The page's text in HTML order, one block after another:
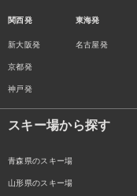
関西発
新大阪発
京都発
神戸発
東海発
名古屋発
スキー場から探す
青森県のスキー場
山形県のスキー場